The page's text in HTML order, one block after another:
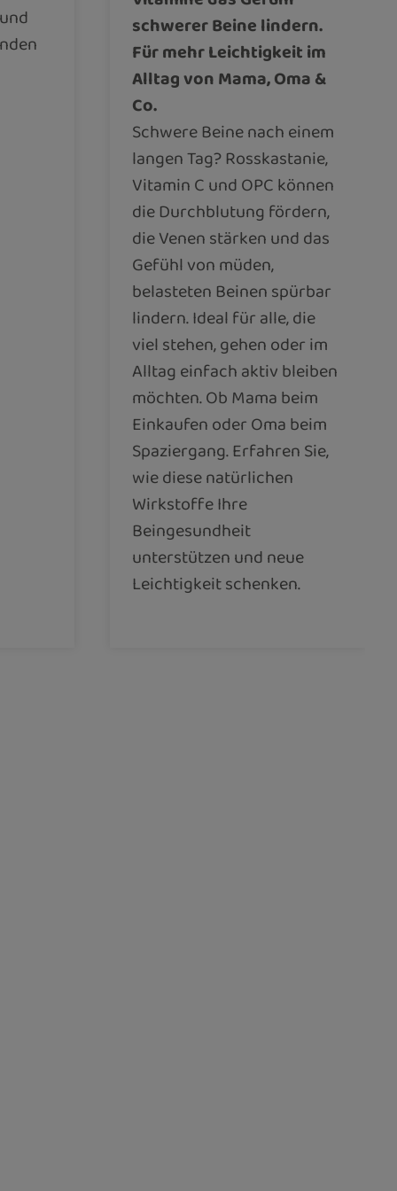
schwerer Beine lindern.
Für mehr Leichtigkeit im
Alltag von Mama, Oma &
Co.
Schwere Beine nach einem
langen Tag? Rosskastanie,
Vitamin C und OPC können
die Durchblutung fördern,
die Venen stärken und das
Gefühl von müden,
belasteten Beinen spürbar
lindern. Ideal für alle, die
viel stehen, gehen oder im
Alltag einfach aktiv bleiben
möchten. Ob Mama beim
Einkaufen oder Oma beim
Spaziergang. Erfahren Sie,
wie diese natürlichen
Wirkstoffe Ihre
Beingesundheit
unterstützen und neue
Leichtigkeit schenken.